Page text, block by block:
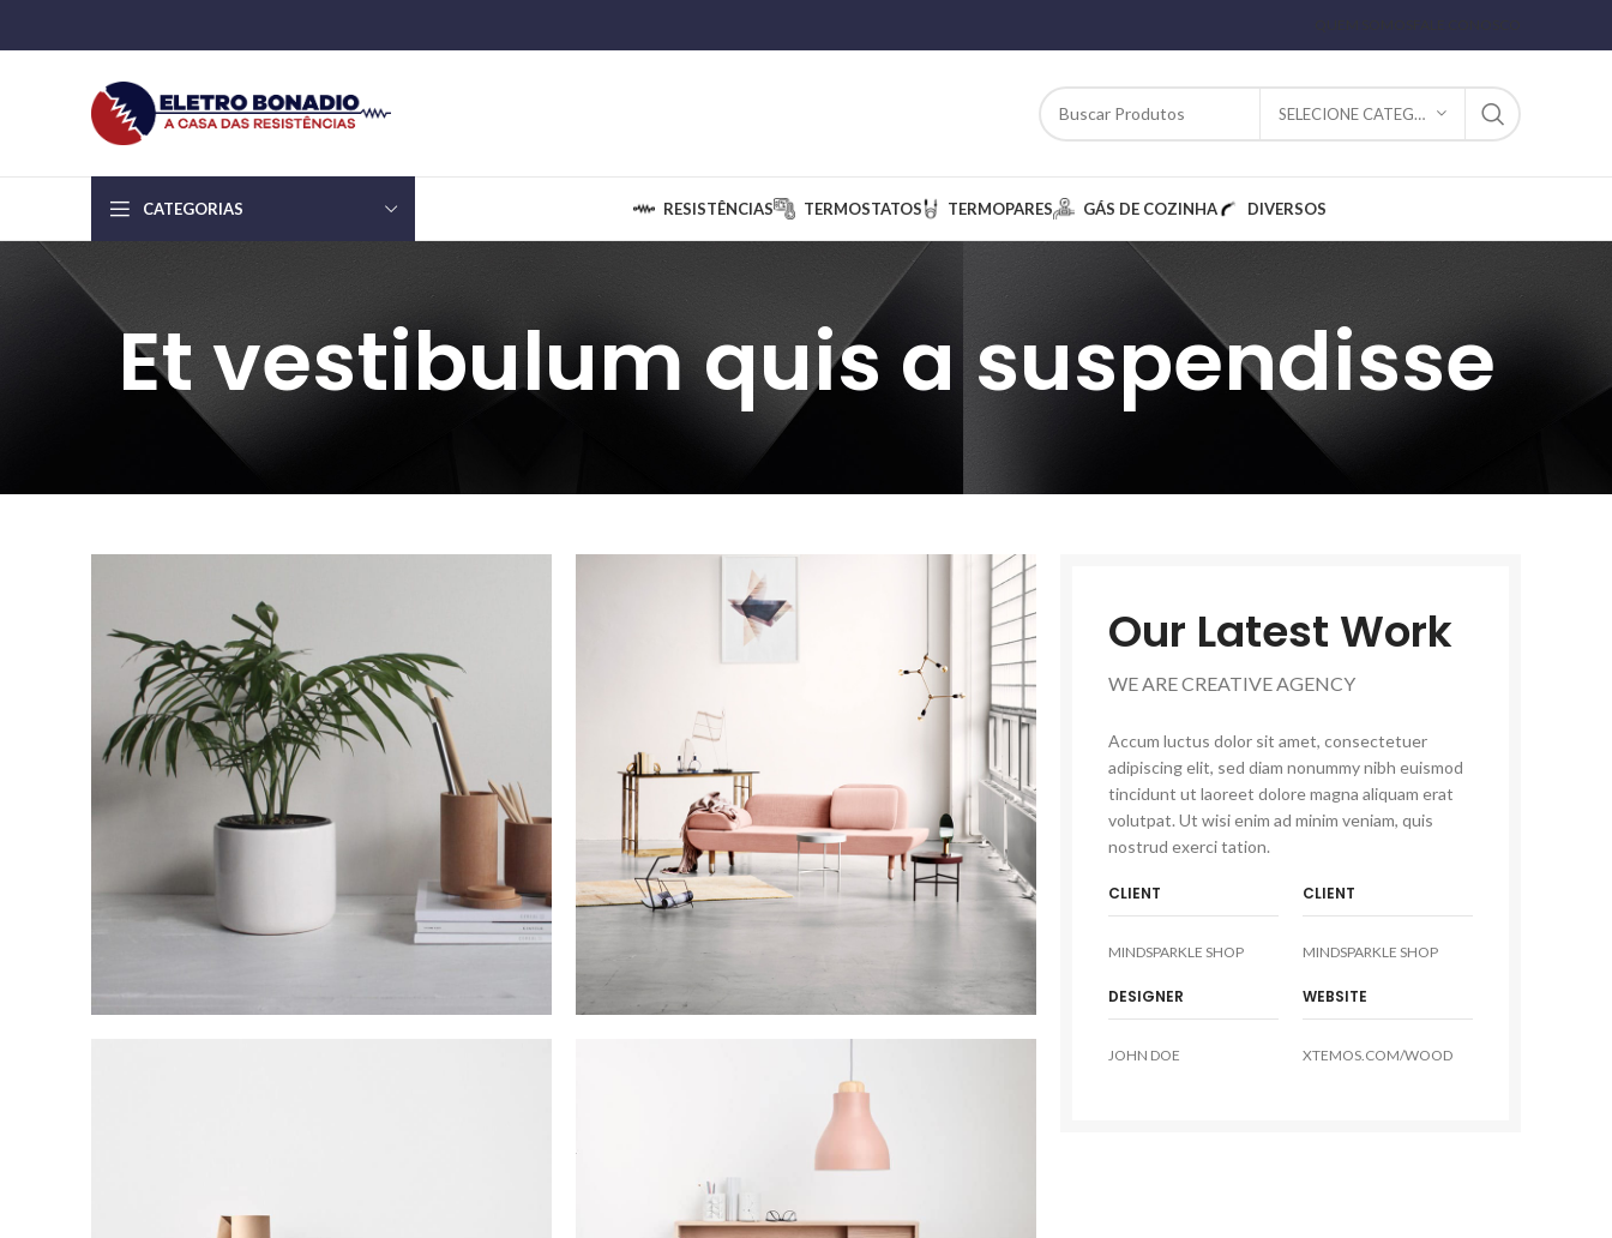
SELECIONE CATEGORIA
CATEGORIAS RESISTÊNCIAS TERMOSTATOS TERMOPARES GÁS DE COZINHA DIVERSOS
Et vestibulum quis a suspendisse
Our Latest Work
WE ARE CREATIVE AGENCY
Accum luctus dolor sit amet, consectetuer
adipiscing elit, sed diam nonummy nibh euismod
tincidunt ut laoreet dolore magna aliquam erat
volutpat. Ut wisi enim ad minim veniam, quis
nostrud exerci tation.
CLIENT
MINDSPARKLE SHOP
CLIENT
MINDSPARKLE SHOP
DESIGNER
JOHN DOE
WEBSITE
XTEMOS.COM/WOOD